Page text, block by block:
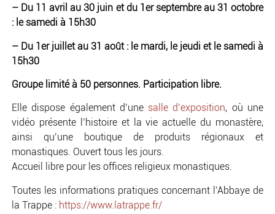
– Du 11 avril au 30 juin et du 1er septembre au 31 octobre
: le samedi à 15h30
– Du 1er juillet au 31 août : le mardi, le jeudi et le samedi à
15h30
Groupe limité à 50 personnes. Participation libre.
Elle dispose également d’une salle d’exposition, où une
vidéo présente l’histoire et la vie actuelle du monastère,
ainsi qu’une boutique de produits régionaux et
monastiques. Ouvert tous les jours.
Accueil libre pour les offices religieux monastiques.
Toutes les informations pratiques concernant l’Abbaye de
la Trappe : https://www.latrappe.fr/